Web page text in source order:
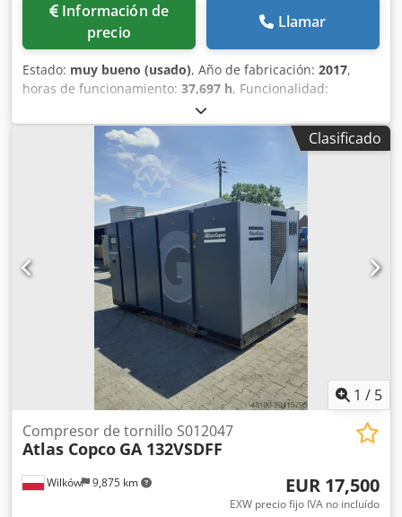
Información de
precio
Llamar
Estado: muy bueno (usado), Año de fabricación: 2017,
horas de funcionamiento: 37,697 h, Funcionalidad:
, Compresor de tornillo Atlas Copco
GA132 132 kW Djdeyym H Dopfx Adhokr 7,5 bar 25,40
m3/min Año de fabricación: 2017 Horas de
funcionamiento: 37.697
Clasificado
1 / 5
Wilków 9,875 km
Compresor de tornillo S012047
Atlas Copco GA 132VSDFF
EUR 17,500
EXW precio fijo IVA no incluído